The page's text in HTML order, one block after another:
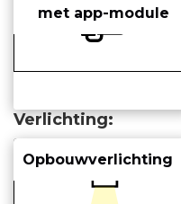
met app-module
Verlichting
Opbouwverlichting